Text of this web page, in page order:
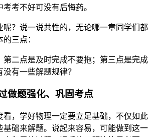
考不好可没有后悔药。
呢？说一说共性的，无论哪一章同学们都
三点：
第二点是及时完成不要拖；第三点是完成
有一些解题规律？
做题强化、巩固考点
看，学好物理一定要立足基础，不仅如此
基础来解题。说起来容易，可能做到这一